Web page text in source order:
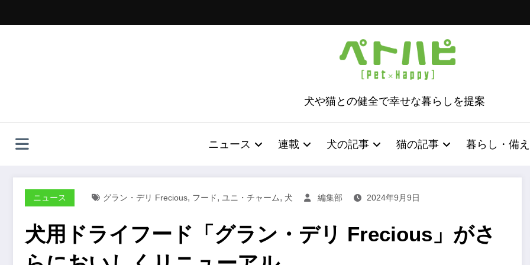
ッ
犬や猫との健全で幸せな暮らしを提案
ニュース 連載 犬の記事 猫の記事 暮らし・備え
ニュース グラン・デリ Frecious, フード, ユニ・チャーム, 犬 編集部 2024年9月9日
犬用ドライフード「グラン・デリ Frecious」がさ